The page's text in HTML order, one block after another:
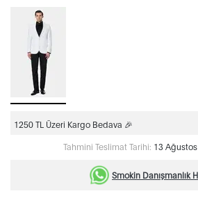
1250 TL Üzeri Kargo Bedava 🎉
Tahmini Teslimat Tarihi: 13
Smokin Danışmanlık